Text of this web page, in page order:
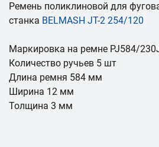
Ремень поликлиновой для
станка BELMASH JT-2 254/120
Маркировка на ремне PJ584/
Количество ручьев 5 шт
Длина ремня 584 мм
Ширина 12 мм
Толщина 3 мм